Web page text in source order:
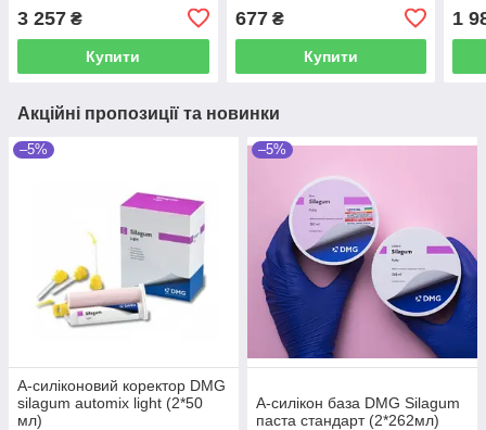
3 257 ₴
Купити
677₴
Купити
1
Акційні пропозиції та новинки
–5%
А-силіконовий коректор DMG
silagum automix light (2*50
мл)
–5%
А-силікон база DMG Silagum
паста стандарт (2*262мл)